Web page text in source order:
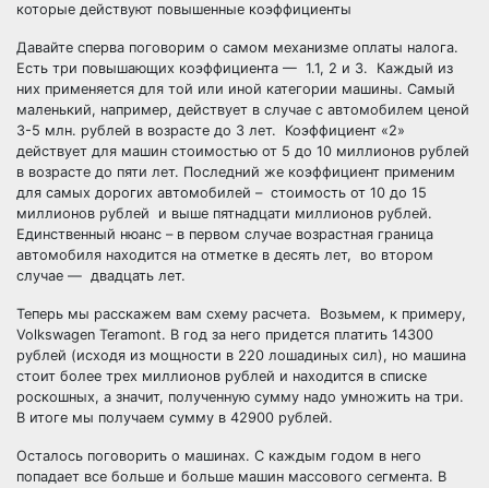
которые действуют повышенные коэффициенты
Давайте сперва поговорим о самом механизме оплаты налога.
Есть три повышающих коэффициента — 1.1, 2 и 3. Каждый из
них применяется для той или иной категории машины. Самый
маленький, например, действует в случае с автомобилем ценой
3-5 млн. рублей в возрасте до 3 лет. Коэффициент «2»
действует для машин стоимостью от 5 до 10 миллионов рублей
в возрасте до пяти лет. Последний же коэффициент применим
для самых дорогих автомобилей – стоимость от 10 до 15
миллионов рублей и выше пятнадцати миллионов рублей.
Единственный нюанс – в первом случае возрастная граница
автомобиля находится на отметке в десять лет, во втором
случае — двадцать лет.
Теперь мы расскажем вам схему расчета. Возьмем, к примеру,
Volkswagen Teramont. В год за него придется платить 14300
рублей (исходя из мощности в 220 лошадиных сил), но машина
стоит более трех миллионов рублей и находится в списке
роскошных, а значит, полученную сумму надо умножить на три.
В итоге мы получаем сумму в 42900 рублей.
Осталось поговорить о машинах. С каждым годом в него
попадает все больше и больше машин массового сегмента. В